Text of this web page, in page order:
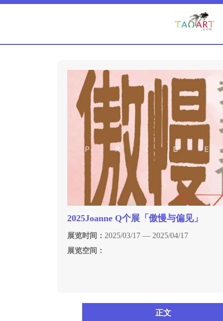
2025Joanne Q个展「傲慢与偏见」
展览时间： 2025/03/17 — 2025/04/17
展览空间：
正文